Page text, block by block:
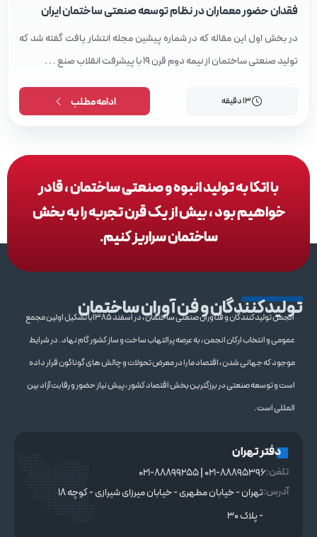
فقدان حضور معماران در نظام توسعه صنعتی ساختمان ایران
در بخش اول این مقاله که در شماره پیشین مجله انتشار یافت گفته شد که
تولید صنعتی ساختمان از نیمه دوم قرن 19 با پیشرفت انقلاب صنع . . .
13 دقیقه ادامه مطلب
با اتکا به تولید انبوه و صنعتی ساختمان ، قادر
خواهیم بود ، بیش از یک قرن تجربه را به بخش
ساختمان سراریز کنیم.
تولیدکنندگان و فن آوران ساختمانانجمن تولیدکنندگان و فنآوران صنعتی ساختمان ، در اسفند 1385با تشکیل اولین مجمع
عمومی و انتخاب ارکان انجمن ، به عرصه پرالتهاب ساخت و ساز کشور گام نهاد . در شرایط
موجود که جهانی شدن ، اقتصاد ما را در معرض تحولات و چالش های گوناگون قرار داده
است و توسعه صنعتی در برزگترین بخش اقتصاد کشور ، پیش نیاز حضور و رقابت آزاد بین
المللی است .
دفتر تهران
تلفن:021-88895396 | 021-88899255
آدرس:
تهران - خیابان مطهری - خیابان میرزای شیرازی - کوچه ۱۸
- پلاک ۳۰